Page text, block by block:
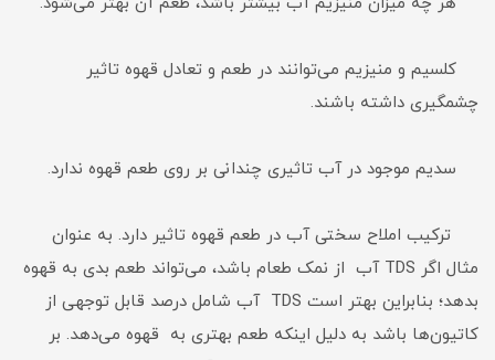
کلسیم و منیزیم می‌توانند در طعم و تعادل قهوه تاثیر
چشمگیری داشته باشند.
سدیم موجود در آب تاثیری چندانی بر روی طعم قهوه ندارد.
ترکیب املاح سختی آب در طعم قهوه تاثیر دارد. به عنوان
مثال اگر TDS آب از نمک طعام باشد، می‌تواند طعم بدی به قهوه
بدهد؛ بنابراین بهتر است TDS آب شامل درصد قابل توجهی از
کاتیون‌ها باشد به دلیل اینکه طعم بهتری به قهوه می‌دهد. بر